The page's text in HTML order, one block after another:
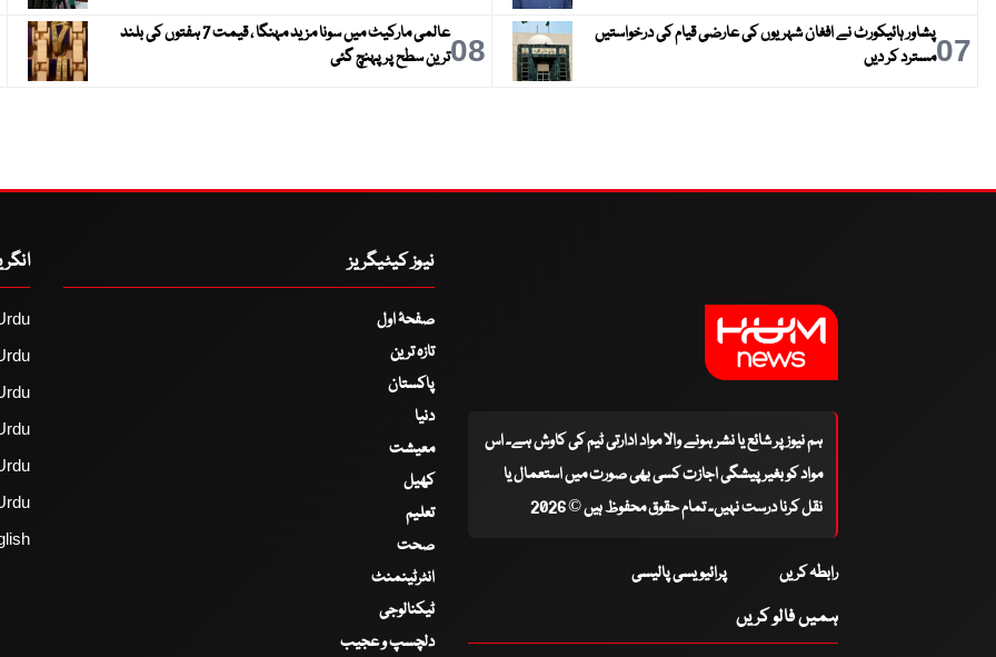
07پشاور ہائیکورٹ نے افغان شہریوں کی عارضی قیام کی درخواستیں
مسترد کر دیں
08
عالمی مارکیٹ میں سونا مزید مہنگا ، قیمت 7 ہفتوں کی بلند
ترین سطح پر پہنچ گئی
ہم نیوز پر شائع یا نشر ہونے والا مواد ادارتی ٹیم کی کاوش ہے۔ اس
مواد کو بغیر پیشگی اجازت کسی بھی صورت میں استعمال یا
نقل کرنا درست نہیں۔ تمام حقوق محفوظ ہیں © 2026
رابطہ کریں پرائیویسی پالیسی
ہمیں فالو کریں
نیوز کیٹیگریز
صفحۂ اول
تازہ ترین
پاکستان
دنیا
معیشت
کھیل
تعلیم
صحت
انٹرٹینمنٹ
ٹیکنالوجی
دلچسپ و عجیب